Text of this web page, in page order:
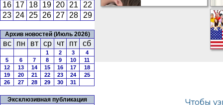
16 17 18 19 20 21
22
23 24 25 26 27 28 29
Архив новостей (Июль 2026)
вс пн вт ср чт пт сб
1 2 3
4
5
6 7 8 9 10
11
12
13 14 15 16 17
18
19
20 21 22 23 24
25
26
27 28 29 30 31
Эксклюзивная публикация